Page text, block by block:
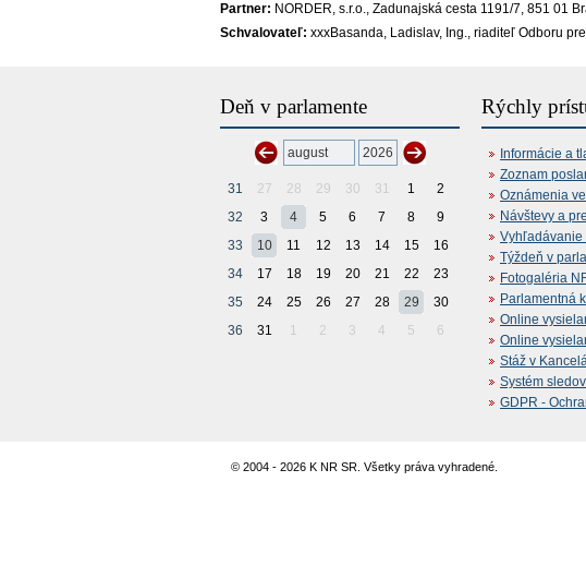
Partner: NORDER, s.r.o., Zadunajská cesta 1191/7, 851 01
Schvalovateľ: xxxBasanda, Ladislav, Ing., riaditeľ Odboru
Deň v parlamente
31 27 28 29 30 31 1
2
32
3 4 5 6 7 8
9
33
10 11 12 13 14 15
16
34
17 18 19 20 21 22
23
35
24 25 26 27 28 29
30
36
31 1 2 3 4 5 6
Rýchly
Informácie a
Zoznam
Oznámenia
Návštevy a
Vyhľadávanie
Týždeň v
Fotogaléria
Parlamentná
Online
Online
Stáž v
Systém
GDPR -
© 2004 - 2026 K NR SR. Všetky práva vyhradené.